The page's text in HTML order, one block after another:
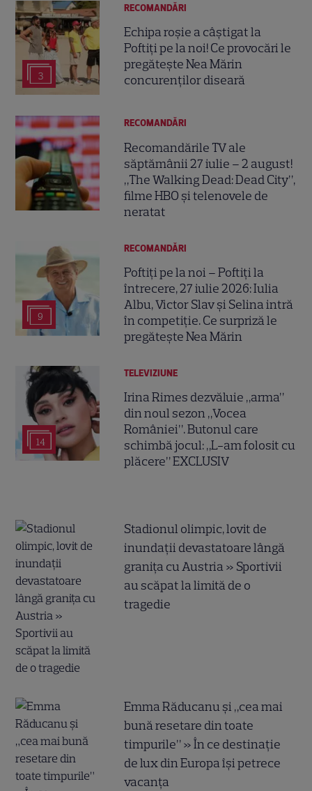
3
RECOMANDĂRI
Echipa roșie a câștigat la
Poftiți pe la noi! Ce provocări le
pregătește Nea Mărin
concurenților diseară
RECOMANDĂRI
Recomandările TV ale
săptămânii 27 iulie – 2 august!
„The Walking Dead: Dead City”,
filme HBO și telenovele de
neratat
9
RECOMANDĂRI
Poftiți pe la noi – Poftiți la
întrecere, 27 iulie 2026: Iulia
Albu, Victor Slav și Selina intră
în competiție. Ce surpriză le
pregătește Nea Mărin
14
TELEVIZIUNE
Irina Rimes dezvăluie „arma”
din noul sezon „Vocea
României”. Butonul care
schimbă jocul: „L-am folosit cu
plăcere” EXCLUSIV
Stadionul olimpic, lovit de
inundații devastatoare lângă
granița cu Austria » Sportivii
au scăpat la limită de o
tragedie
Emma Răducanu și „cea mai
bună resetare din toate
timpurile” » În ce destinație
de lux din Europa își petrece
vacanța